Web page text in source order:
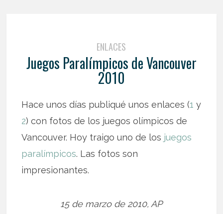
ENLACES
Juegos Paralímpicos de Vancouver
2010
Hace unos días publiqué unos enlaces (1 y
2) con fotos de los juegos olímpicos de
Vancouver. Hoy traigo uno de los juegos
paralímpicos. Las fotos son
impresionantes.
15 de marzo de 2010, AP